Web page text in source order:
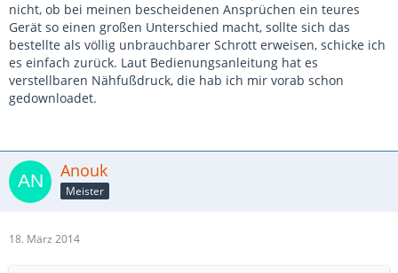
nicht, ob bei meinen bescheidenen Ansprüchen ein teures
Gerät so einen großen Unterschied macht, sollte sich das
bestellte als völlig unbrauchbarer Schrott erweisen, schicke ich
es einfach zurück. Laut Bedienungsanleitung hat es
verstellbaren Nähfußdruck, die hab ich mir vorab schon
gedownloadet.
Anouk
Meister
18. März 2014